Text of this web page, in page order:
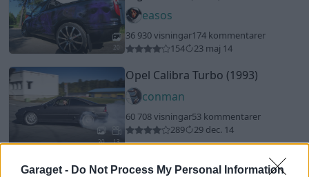
Garaget - Do Not Process My Personal Information
20
easos
36 930 visningar174 kommentarer
154
23 maj 14
20 13
Opel Calibra Turbo (1993)
conman
60 708 visningar53 kommentarer
289
29 dec. 14
Dodge Charger 500"Hi Impact -